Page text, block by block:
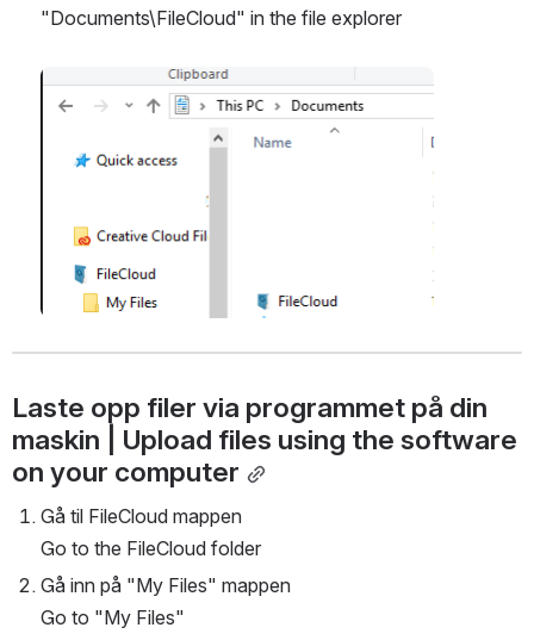
"Documents\FileCloud" in the file explorer
Open
Laste opp filer via programmet på din
maskin | Upload files using the software
on your computer
Gå til FileCloud mappen
Go to the FileCloud folder
Gå inn på "My Files" mappen
Go to "My Files"